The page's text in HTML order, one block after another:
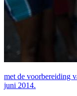
met de voorbereiding
juni 2014.